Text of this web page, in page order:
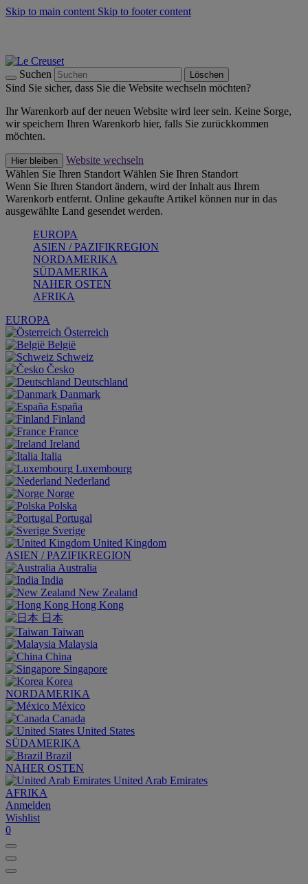
Skip to main content Skip to footer content
Suchen Löschen
Sind Sie sicher, dass Sie die Website wechseln möchten?
Ihr Warenkorb auf der neuen Website wird leer sein. Keine Sorge,
wir speichern Ihren Warenkorb hier, falls Sie zurückkommen
möchten.
Hier bleiben
Website wechseln
Wählen Sie Ihren Standort Wählen Sie Ihren Standort
Wenn Sie Ihren Standort ändern, wird der Inhalt aus Ihrem
Warenkorb entfernt. Online gekaufte Artikel können nur in das
ausgewählte Land gesendet werden.
EUROPA
ASIEN / PAZIFIKREGION
NORDAMERIKA
SÜDAMERIKA
NAHER OSTEN
AFRIKA
EUROPA
Österreich
België
Schweiz
Česko
Deutschland
Danmark
España
Finland
France
Ireland
Italia
Luxembourg
Nederland
Norge
Polska
Portugal
Sverige
United Kingdom
ASIEN / PAZIFIKREGION
Australia
India
New Zealand
Hong Kong
日本
Taiwan
Malaysia
China
Singapore
Korea
NORDAMERIKA
México
Canada
United States
SÜDAMERIKA
Brazil
NAHER OSTEN
United Arab Emirates
AFRIKA
Anmelden
Wishlist
0